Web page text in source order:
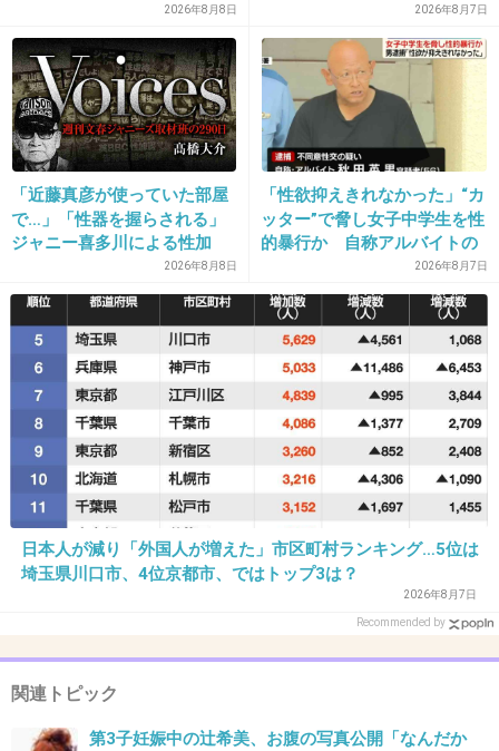
どうか安静に。
母子共に無事な出産を。
+138
24. 匿名2014/09/27(土) 13:44:10
デキ婚みたいにすぐ妊娠出産じゃなくて出産ま
でに５年とかの夫婦は自然と応援したくなる
元気なあかちゃん生まれますように
魔裟斗夫婦に第2子！矢沢心、妊娠6カ月
「マサカの奇跡が」
girlschannel.net
魔裟斗夫婦に第2子！矢沢心、妊娠6カ月「マサカの奇跡が」 魔裟斗夫婦に
第２子！矢沢心、妊娠６カ月「マサカの奇跡が」 - 芸能社会 -
SANSPO.COM（サンスポ）女優、矢沢心（３３）が夫で元Ｋ－１王者の魔
裟斗（３５）との第２子を妊娠し、１０月に出産予定である...
-16
25. 匿名2014/09/27(土) 13:45:28
2026年8月8日 逮捕で始まる「夫婦の闘争」
2026年8月7日
「近藤真彦が使っていた部屋
で…」「性器を握らされる」
ジャニー喜多川による性加
害、語り始めた被害者たち
《徹底取材の裏側》
2026年8月8日
「性欲抑えきれなかった」“カ
ッター”で脅し女子中学生を性
的暴行か 自称アルバイトの
2026年8月7日
日本人が減り「外国人が増えた」市区町村ランキング…5位は
埼玉県川口市、4位京都市、ではトップ3は？
2026年8月7日
Recommended by
関連トピック
第3子妊娠中の辻希美、お腹の写真公開「なんだか